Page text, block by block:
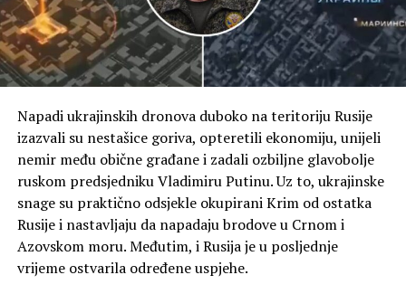
Napadi ukrajinskih dronova duboko na teritoriju Rusije
izazvali su nestašice goriva, opteretili ekonomiju, unijeli
nemir među obične građane i zadali ozbiljne glavobolje
ruskom predsjedniku Vladimiru Putinu. Uz to, ukrajinske
snage su praktično odsjekle okupirani Krim od ostatka
Rusije i nastavljaju da napadaju brodove u Crnom i
Azovskom moru. Međutim, i Rusija je u posljednje
vrijeme ostvarila određene uspjehe.